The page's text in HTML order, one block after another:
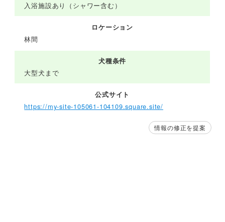
入浴施設あり（シャワー含む）
ロケーション
林間
犬種条件
大型犬まで
公式サイト
https://my-site-105061-104109.square.site/
情報の修正を提案